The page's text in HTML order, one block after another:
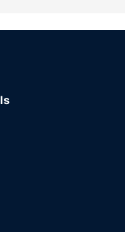
Fernseher im
Zeitungen in der